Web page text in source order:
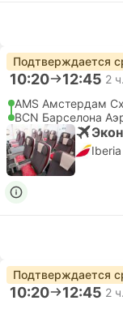
Подтверждается
10:20 12:45 2
AMS Амстердам
BCN Барселона
Iberia
Подтверждается
10:20 12:45 2